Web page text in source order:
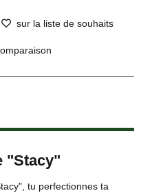
sur la liste de souhaits
"Stacy"
tu perfectionnes ta